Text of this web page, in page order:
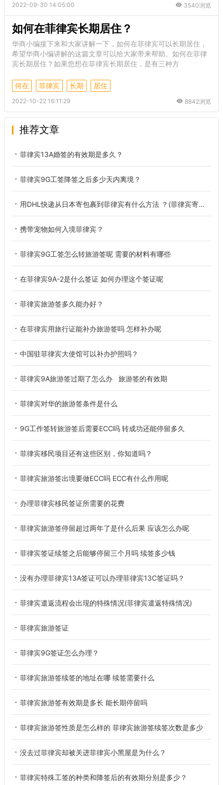
2022-09-30 14:05:00 3540浏览
如何在菲律宾长期居住？
华商小编接下来和大家讲解一下，如何在菲律宾可以长期居住，
希望华商小编讲解的这篇文章可以给大家带来帮助。如何在菲律
宾长期居住？如果您想在菲律宾长期居住，是有三种方
何在 菲律宾 长期 居住
2022-10-22 16:11:29 8842浏览
推荐文章
菲律宾13A婚签的有效期是多久？
菲律宾9G工签降签之后多少天内离境？
用DHL快递从日本寄包裹到菲律宾有什么方法 ？(菲律宾寄快递方法)
携带宠物如何入境菲律宾？
菲律宾9G工签怎么转旅游签呢 需要的材料有哪些
在菲律宾9A-2是什么签证 如何办理这个签证呢
菲律宾旅游签多久能办好？
在菲律宾用旅行证能补办旅游签吗 怎样补办呢
中国驻菲律宾大使馆可以补办护照吗？
菲律宾9A旅游签过期了怎么办 旅游签的有效期
菲律宾对华的旅游签条件是什么
9G工作签转旅游签后需要ECC吗 转成功还能停留多久
菲律宾移民项目还有这些区别，你知道吗？
菲律宾旅游签出境要做ECC吗 ECC有什么作用呢
办理菲律宾移民签证所需要的花费
菲律宾旅游签停留超过两年了是什么后果 应该怎么办呢
菲律宾签证续签之后能够停留三个月吗 续签多少钱
没有办理菲律宾13A签证可以办理菲律宾13C签证吗？
菲律宾遣返流程会出现的特殊情况(菲律宾遣返特殊情况)
菲律宾旅游签证
菲律宾9G签证怎么办理？
菲律宾旅游签续签的地址在哪 续签需要什么
菲律宾旅游签有效期是多长 能长期停留吗
菲律宾旅游签性质是怎么样的 菲律宾旅游签续签次数是多少
没去过菲律宾却被关进菲律宾小黑屋是为什么？
菲律宾特殊工签的种类和降签后的有效期分别是多少？